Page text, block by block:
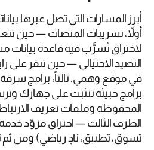
أبرز المسارات التي تصل عبرها
أولاً، تسريبات المنصات — حين
لاختراق تُسرَّب فيه قاعدة بيانات
التصيد الاحتيالي — حين تنقر على
برامج خبيثة تتثبت على جهازك
المحفوظة وملفات تعريف الارتباط
الطرف الثالث — اختراق مزوّد
تسوق، تطبيق، نادٍ رياضي) ومن